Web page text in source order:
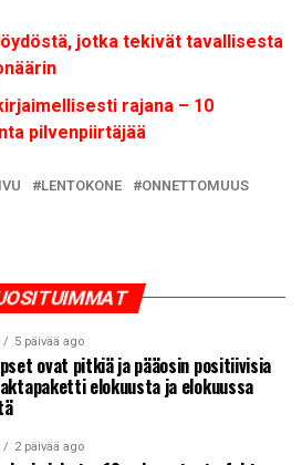
jotka tekivät tavallisesta
rajana – 10
pilvenpiirtäjää
LENTOKONE
ONNETTOMUUS
5 päivää ago
ovat pitkiä ja pääosin positiivisia
elokuusta ja elokuussa
2 päivää ago